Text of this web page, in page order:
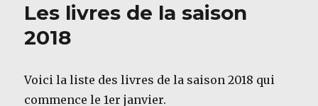
Les livres de la saison
2018
Voici la liste des livres de la saison 2018 qui
commence le 1er janvier.